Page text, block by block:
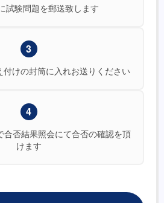
試験問題を郵送致します
3
けの封筒に入れお送りください
4
合否結果照会にて合否の確認を頂
けます